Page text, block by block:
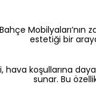
estetiği bir
koşullarına
sunar. Bu